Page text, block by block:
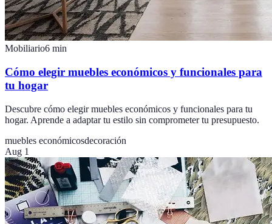
Mobiliario6 min
Cómo elegir muebles económicos y funcionales para
tu hogar
Descubre cómo elegir muebles económicos y funcionales para tu
hogar. Aprende a adaptar tu estilo sin comprometer tu presupuesto.
muebles económicosdecoración
Aug 1